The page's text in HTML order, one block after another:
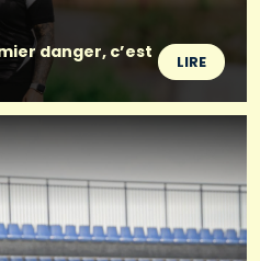
danger, c’est
LIRE